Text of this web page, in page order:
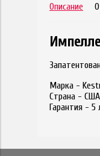
Описание
Марка -
Страна - США
Гарантия - 5